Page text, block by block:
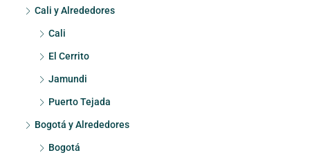
Cali y Alrededores
Cali
El Cerrito
Jamundi
Puerto Tejada
Bogotá y Alrededores
Bogotá